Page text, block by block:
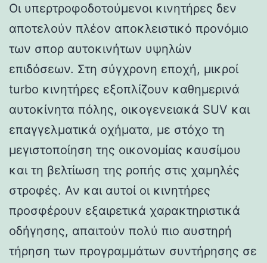
Οι υπερτροφοδοτούμενοι κινητήρες δεν
αποτελούν πλέον αποκλειστικό προνόμιο
των σπορ αυτοκινήτων υψηλών
επιδόσεων. Στη σύγχρονη εποχή, μικροί
turbo κινητήρες εξοπλίζουν καθημερινά
αυτοκίνητα πόλης, οικογενειακά SUV και
επαγγελματικά οχήματα, με στόχο τη
μεγιστοποίηση της οικονομίας καυσίμου
και τη βελτίωση της ροπής στις χαμηλές
στροφές. Αν και αυτοί οι κινητήρες
προσφέρουν εξαιρετικά χαρακτηριστικά
οδήγησης, απαιτούν πολύ πιο αυστηρή
τήρηση των προγραμμάτων συντήρησης σε